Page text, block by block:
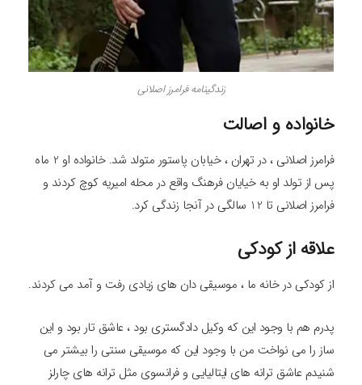
زندگینامه فرامرز اصلانی
خانواده و اصالت
فرامرز اصلانی ، در تهران ، خیابان پاستور متولد شد. خانواده او 2 ماه
پس از تولد او به خیایان فرهنگ واقع در محله امیریه کوچ کردند و
فرامرز اصلانی تا 12 سالگی در آنجا زندگی کرد.
علاقه از کودکی
از کودکی در خانه ما ، موسیقی دان های زیادی رفت و آمد می کردند.
پدرم هم با وجود این که وکیل دادگستری بود ، عاشق تار بود و این
ساز را می نواخت من با وجود این که موسیقی سنتی را بیشتر می
شنیدم عاشق ترانه های ایتالیایی و فرانسوی مثل ترانه های چارلز